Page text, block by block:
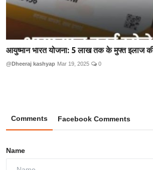
आयुष्मान भारत योजना: 5 लाख तक के मुफ्त इलाज की
@Dheeraj kashyap Mar 19, 2025 0
Comments Facebook Comments
Name